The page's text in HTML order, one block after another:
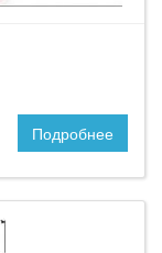
Подробнее